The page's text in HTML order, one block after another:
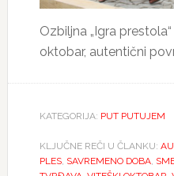
Ozbiljna „Igra
oktobar, autentični
KATEGORIJA: PUT PUTUJEM
KLJUČNE REČI U ČLANKU:
PLES, SAVREMENO DOBA,